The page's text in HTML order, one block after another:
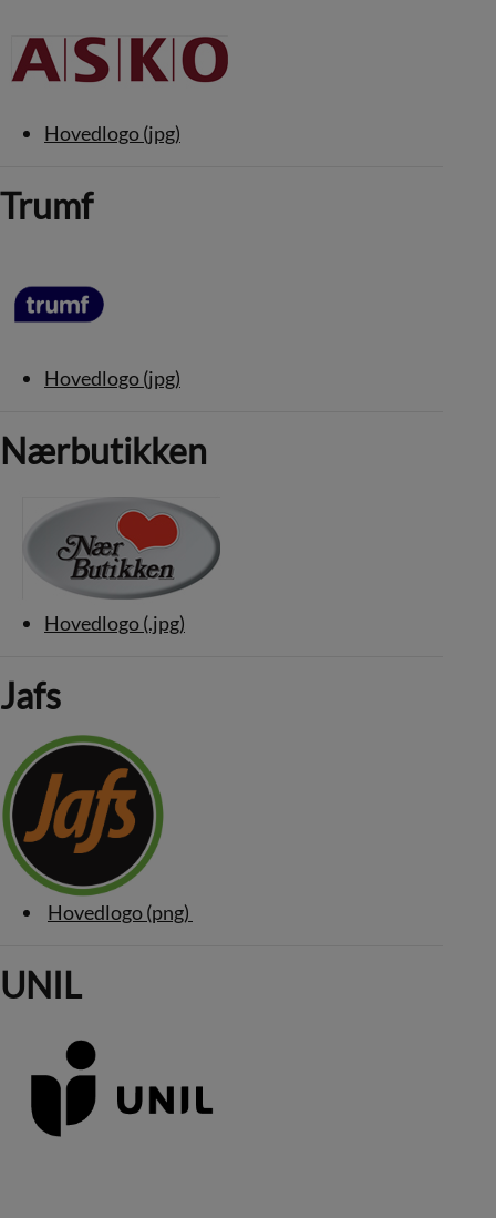
Hovedlogo (jpg)
Trumf
Hovedlogo (jpg)
Nærbutikken
Hovedlogo (.jpg)
Jafs
Hovedlogo (png)
UNIL